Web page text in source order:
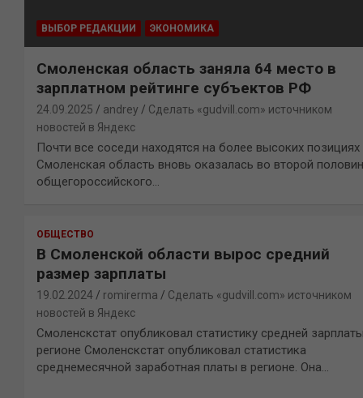
ВЫБОР РЕДАКЦИИ ЭКОНОМИКА
Смоленская область заняла 64 место в
зарплатном рейтинге субъектов РФ
24.09.2025 andrey
Сделать «gudvill.com» источником
новостей в Яндекс
Почти все соседи находятся на более высоких позициях
Смоленская область вновь оказалась во второй
общегороссийского…
ОБЩЕСТВО
В Смоленской области вырос средний
размер зарплаты
19.02.2024 romirerma
Сделать «gudvill.com» источником
новостей в Яндекс
Смоленскстат опубликовал статистику средней
регионе Смоленскстат опубликовал статистика
среднемесячной заработная платы в регионе. Она…